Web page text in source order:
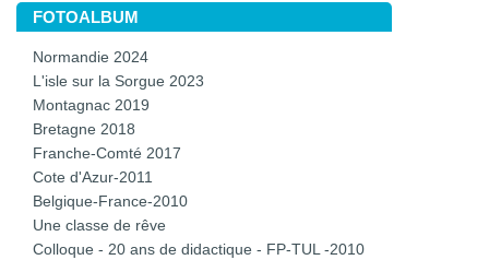
FOTOALBUM
Normandie 2024
L'isle sur la Sorgue 2023
Montagnac 2019
Bretagne 2018
Franche-Comté 2017
Cote d'Azur-2011
Belgique-France-2010
Une classe de rêve
Colloque - 20 ans de didactique - FP-TUL -2010